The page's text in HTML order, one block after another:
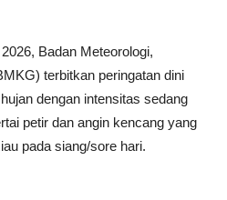
Badan Meteorologi,
terbitkan peringatan dini
dengan intensitas sedang
petir dan angin kencang yang
pada siang/sore hari.